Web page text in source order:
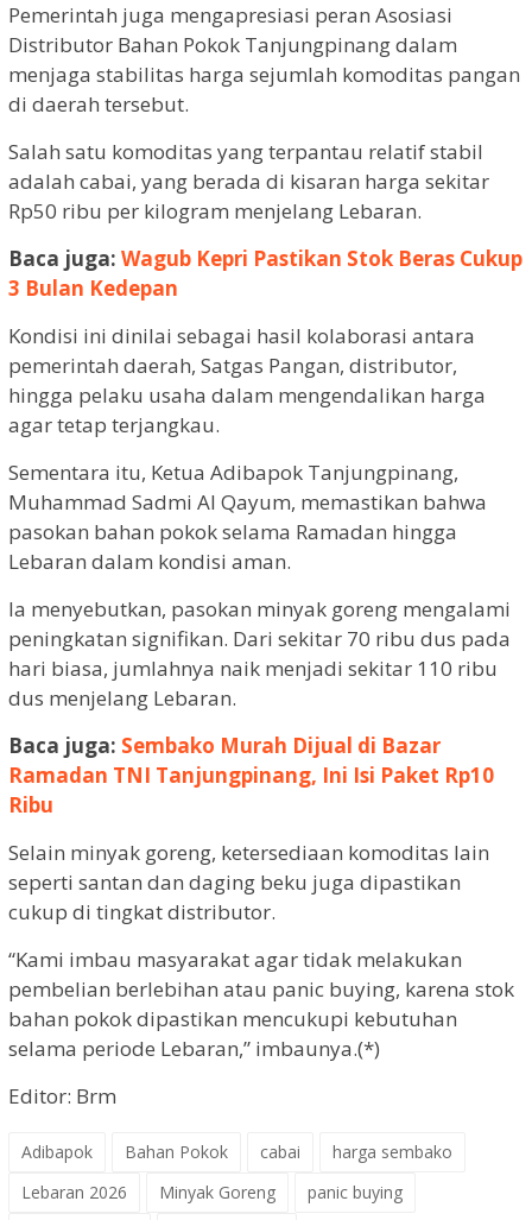
Pemerintah juga mengapresiasi peran Asosiasi
Distributor Bahan Pokok Tanjungpinang dalam
menjaga stabilitas harga sejumlah komoditas pangan
di daerah tersebut.
Salah satu komoditas yang terpantau relatif stabil
adalah cabai, yang berada di kisaran harga sekitar
Rp50 ribu per kilogram menjelang Lebaran.
Baca juga: Wagub Kepri Pastikan Stok Beras Cukup
3 Bulan Kedepan
Kondisi ini dinilai sebagai hasil kolaborasi antara
pemerintah daerah, Satgas Pangan, distributor,
hingga pelaku usaha dalam mengendalikan harga
agar tetap terjangkau.
Sementara itu, Ketua Adibapok Tanjungpinang,
Muhammad Sadmi Al Qayum, memastikan bahwa
pasokan bahan pokok selama Ramadan hingga
Lebaran dalam kondisi aman.
Ia menyebutkan, pasokan minyak goreng mengalami
peningkatan signifikan. Dari sekitar 70 ribu dus pada
hari biasa, jumlahnya naik menjadi sekitar 110 ribu
dus menjelang Lebaran.
Baca juga: Sembako Murah Dijual di Bazar
Ramadan TNI Tanjungpinang, Ini Isi Paket Rp10
Ribu
Selain minyak goreng, ketersediaan komoditas lain
seperti santan dan daging beku juga dipastikan
cukup di tingkat distributor.
“Kami imbau masyarakat agar tidak melakukan
pembelian berlebihan atau panic buying, karena stok
bahan pokok dipastikan mencukupi kebutuhan
selama periode Lebaran,” imbaunya.(*)
Editor: Brm
Adibapok Bahan Pokok cabai
harga sembako
Lebaran 2026
Minyak Goreng
panic buying